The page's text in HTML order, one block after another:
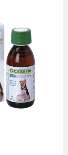
Faryvet,
interesantes
diferencial es
es lo que los
esta
y antivirales
su potencia
con dosis
efectos
algo